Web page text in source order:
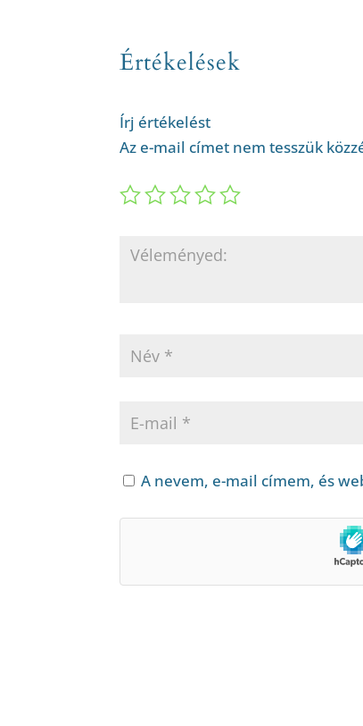
Értékelések
Írj értékelést
Az e-mail címet nem tesszük
A nevem, e-mail címem, és